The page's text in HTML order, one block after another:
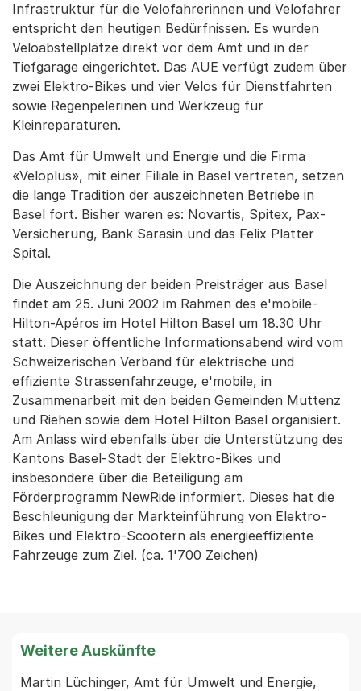
Infrastruktur für die Velofahrerinnen und Velofahrer
entspricht den heutigen Bedürfnissen. Es wurden
Veloabstellplätze direkt vor dem Amt und in der
Tiefgarage eingerichtet. Das AUE verfügt zudem über
zwei Elektro-Bikes und vier Velos für Dienstfahrten
sowie Regenpelerinen und Werkzeug für
Kleinreparaturen.
Das Amt für Umwelt und Energie und die Firma
«Veloplus», mit einer Filiale in Basel vertreten, setzen
die lange Tradition der auszeichneten Betriebe in
Basel fort. Bisher waren es: Novartis, Spitex, Pax-
Versicherung, Bank Sarasin und das Felix Platter
Spital.
Die Auszeichnung der beiden Preisträger aus Basel
findet am 25. Juni 2002 im Rahmen des e'mobile-
Hilton-Apéros im Hotel Hilton Basel um 18.30 Uhr
statt. Dieser öffentliche Informationsabend wird vom
Schweizerischen Verband für elektrische und
effiziente Strassenfahrzeuge, e'mobile, in
Zusammenarbeit mit den beiden Gemeinden Muttenz
und Riehen sowie dem Hotel Hilton Basel organisiert.
Am Anlass wird ebenfalls über die Unterstützung des
Kantons Basel-Stadt der Elektro-Bikes und
insbesondere über die Beteiligung am
Förderprogramm NewRide informiert. Dieses hat die
Beschleunigung der Markteinführung von Elektro-
Bikes und Elektro-Scootern als energieeffiziente
Fahrzeuge zum Ziel. (ca. 1'700 Zeichen)
Weitere Auskünfte
Martin Lüchinger, Amt für Umwelt und Energie,